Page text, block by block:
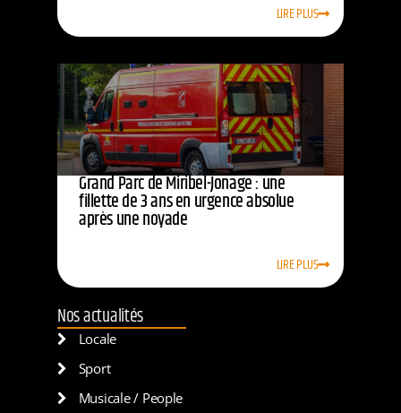
LIRE PLUS
Grand Parc de Miribel-Jonage : une
fillette de 3 ans en urgence absolue
après une noyade
LIRE PLUS
Nos actualités
Locale
Sport
Musicale / People